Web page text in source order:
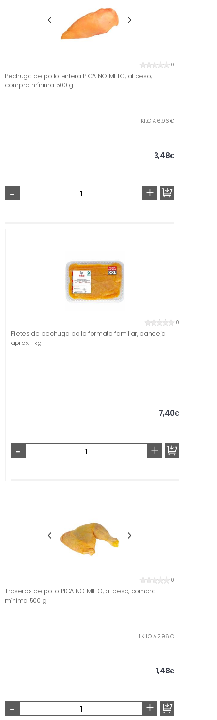
0
Pechuga de pollo entera PICA NO MILLO, al peso,
compra mínima 500 g
1 KILO A 6,96 €
3,48€
- +
0
Filetes de pechuga pollo formato familiar, bandeja
aprox. 1 kg
7,40€
- +
0
Traseros de pollo PICA NO MILLO, al peso, compra
mínima 500 g
1 KILO A 2,96 €
1,48€
- +